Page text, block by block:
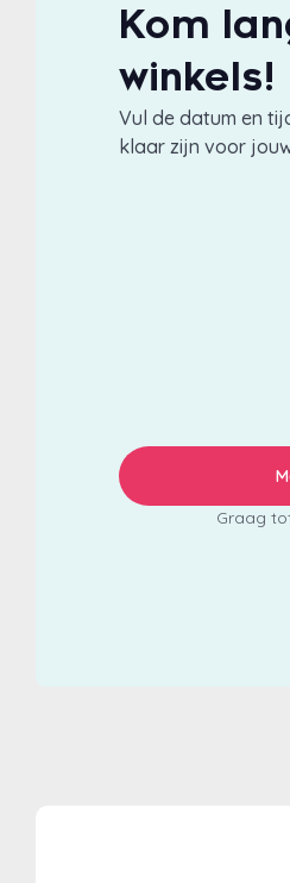
Kom
winkels!
Vul de datum en
klaar zijn voor
Graag